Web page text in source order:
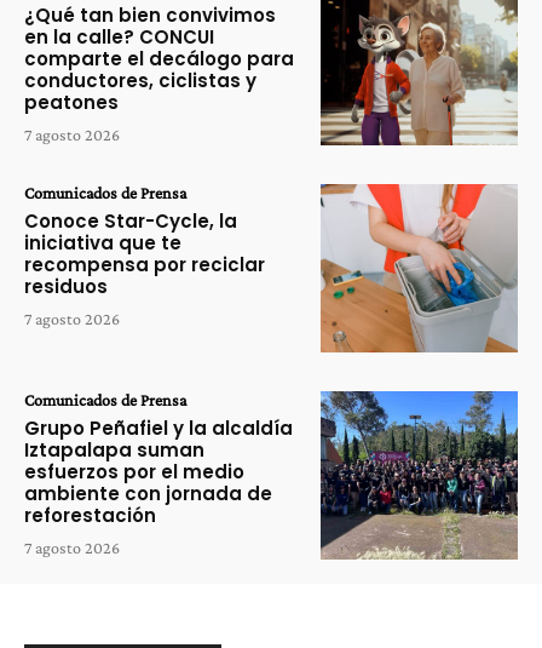
¿Qué tan bien convivimos
en la calle? CONCUI
comparte el decálogo para
conductores, ciclistas y
peatones
7 agosto 2026
Comunicados de Prensa
Conoce Star-Cycle, la
iniciativa que te
recompensa por reciclar
residuos
7 agosto 2026
Comunicados de Prensa
Grupo Peñafiel y la alcaldía
Iztapalapa suman
esfuerzos por el medio
ambiente con jornada de
reforestación
7 agosto 2026